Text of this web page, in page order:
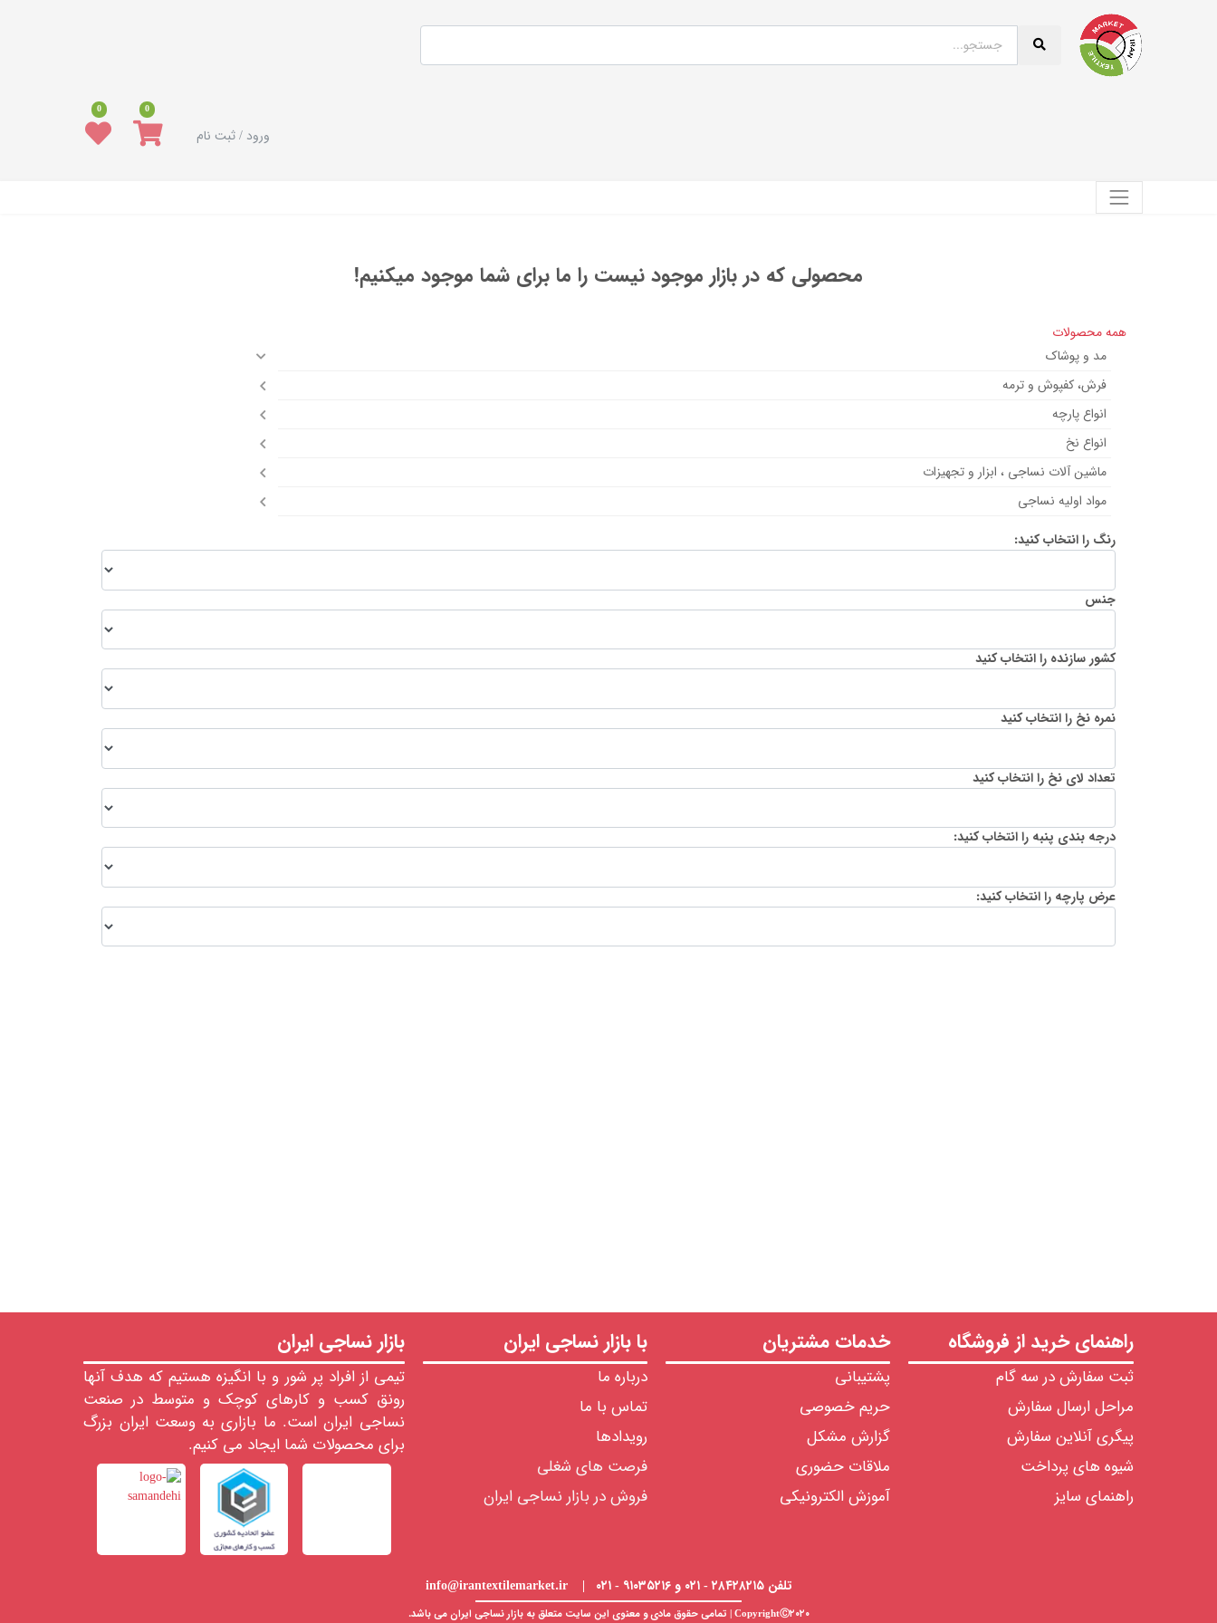
ورود / ثبت نام
0
0
محصولی که در بازار موجود نیست را ما برای شما موجود میکنیم!
همه محصولات
مد و پوشاک
فرش، کفپوش و ترمه
انواع پارچه
انواع نخ
ماشین آلات نساجی ، ابزار و تجهیزات
مواد اولیه نساجی
رنگ را انتخاب کنید:
جنس
کشور سازنده را انتخاب کنید
نمره نخ را انتخاب کنید
تعداد لای نخ را انتخاب کنید
درجه بندی پنبه را انتخاب کنید:
عرض پارچه را انتخاب کنید:
راهنمای خرید از فروشگاه
ثبت سفارش در سه گام
مراحل ارسال سفارش
پیگری آنلاین سفارش
شیوه های پرداخت
راهنمای سایز
خدمات مشتریان
پشتیبانی
حریم خصوصی
گزارش مشکل
ملاقات حضوری
آموزش الکترونیکی
با بازار نساجی ایران
درباره ما
تماس با ما
رویدادها
فرصت های شغلی
فروش در بازار نساجی ایران
بازار نساجی ایران
تیمی از افراد پر شور و با انگیزه هستیم که هدف آنها
رونق کسب و کارهای کوچک و متوسط در صنعت
نساجی ایران است. ما بازاری به وسعت ایران بزرگ
برای محصولات شما ایجاد می کنیم.
تلفن ۲۸۴۲۸۲۱۵ - ۰۲۱ و ۹۱۰۳۵۲۱۶ - ۰۲۱ | info@irantextilemarket.ir
CopyrightⒸ۲۰۲۰ | تمامی حقوق مادی و معنوی این سایت متعلق به بازار نساجی ایران می باشد.